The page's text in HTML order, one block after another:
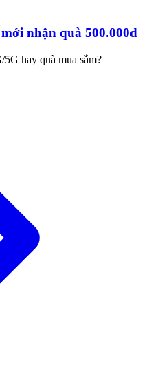
nhận quà 500.000đ
hay quà mua sắm?